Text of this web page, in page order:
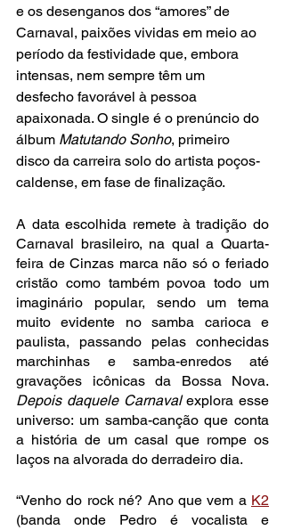
e os desenganos dos “amores” de
Carnaval, paixões vividas em meio ao
período da festividade que, embora
intensas, nem sempre têm um
desfecho favorável à pessoa
apaixonada. O single é o prenúncio do
álbum Matutando Sonho, primeiro
disco da carreira solo do artista poços-
caldense, em fase de finalização.
A data escolhida remete à tradição do
Carnaval brasileiro, na qual a Quarta-
feira de Cinzas marca não só o feriado
cristão como também povoa todo um
imaginário popular, sendo um tema
muito evidente no samba carioca e
paulista, passando pelas conhecidas
marchinhas e samba-enredos até
Depois daquele Carnaval explora esse
universo: um samba-canção que conta
a história de um casal que rompe os
laços na alvorada do derradeiro dia.
“Venho do rock né? Ano que vem a K2
(banda onde Pedro é vocalista e